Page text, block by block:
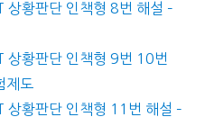
황판단 인책형 8번 해설 –
황판단 인책형 9번 10번
제도
황판단 인책형 11번 해설 –